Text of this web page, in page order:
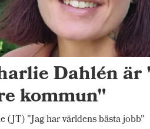
Dahlén
kommun"
(JT) "Jag har världens bästa jobb"